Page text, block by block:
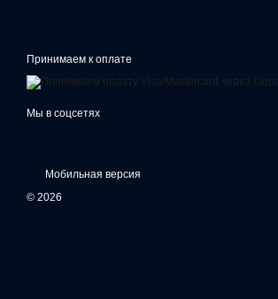
Принимаем к оплате
Мы в соцсетях
Мобильная версия
© 2026